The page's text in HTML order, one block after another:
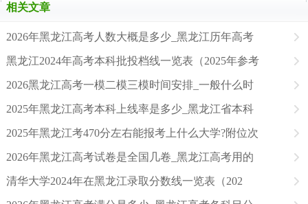
相关文章
2026年黑龙江高考人数大概是多少_黑龙江历年高考
黑龙江2024年高考本科批投档线一览表（2025年参考
2026黑龙江高考一模二模三模时间安排_一般什么时
2025年黑龙江高考本科上线率是多少_黑龙江省本科
2025年黑龙江考470分左右能报考上什么大学?附位次
2026年黑龙江高考试卷是全国几卷_黑龙江高考用的
清华大学2024年在黑龙江录取分数线一览表（202